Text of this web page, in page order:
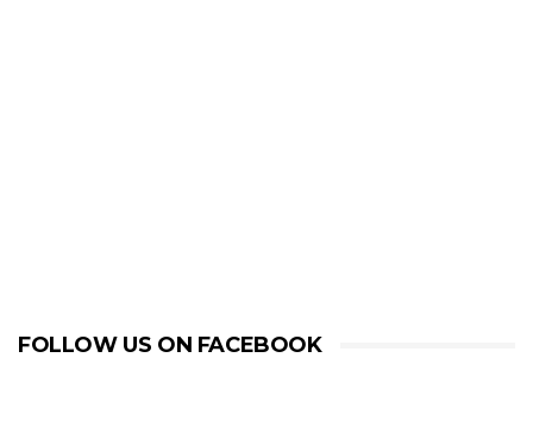
FOLLOW US ON FACEBOOK